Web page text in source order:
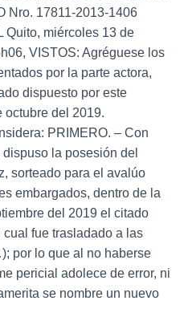
Nro. 17811-2013-1406
Quito, miércoles 13 de
VISTOS: Agréguese los
por la parte actora,
dispuesto por este
octubre del 2019.
PRIMERO. – Con
la posesión del
sorteado para el avalúo
embargados, dentro de la
del 2019 el citado
fue trasladado a las
por lo que al no haberse
pericial adolece de error, ni
se nombre un nuevo